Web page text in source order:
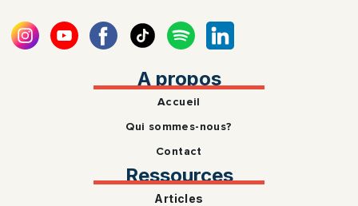
A propos
Accueil
Qui sommes-nous?
Contact
Ressources
Articles